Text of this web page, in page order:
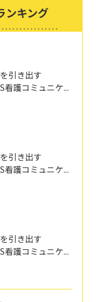
ンキング
引き出す
護コミュニケ...
引き出す
護コミュニケ...
引き出す
護コミュニケ...